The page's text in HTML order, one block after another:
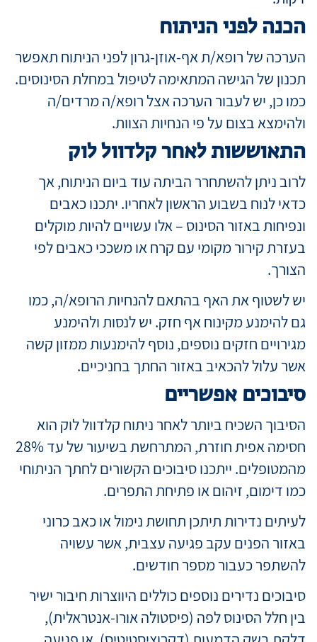
הכנה לפני הניתוח
הערכה של רופא/ת אף-אוזן-גרון לפני הניתוח תאפשר
תכנון של הגישה המתאימה לטיפול במחלת הסינוסים.
כמו כן, יש לעבור הערכה אצל רופא/ה מרדים/ה
ולהימצא בצום על פי הנחיות הצוות.
התאוששות לאחר קלדוול לוק
לרוב ניתן להשתחרר הביתה עוד ביום הניתוח, אך
כדאי לנוח בשבוע הראשון לאחריו. יתכנו כאבים
ונפיחות באזור הסינוס – אלו עשויים להיות מוקלים
בעזרת קירור מקומי עם קרח או משככי כאבים לפי
הצורך.
יש לשטוף את האף בהתאם להנחיות הרופא/ה, כמו
גם להימנע מקינוח אף חזק. יש לנסות ולהימנע
מגירויים חזקים נוספים, נוסף להימנעות ממזון קשה
אשר עלול להכאיב באזור החתך בחניכיים.
סיבוכים אפשריים
הסיבוך השכיח ביותר לאחר ניתוח קלדוול לוק הוא
חסימה אפית חוזרת, המתרחשת בשיעור של עד 28%
מהמטופלים. ייתכנו סיבוכים הקשורים לחתך הניתוחי
כמו דימום, זיהום או פתיחת התפרים.
לעיתים נדירות תיתכן תחושת נימול או כאב כרוני
באזור הפנים עקב פגיעה עצבית, אשר עשויה
להשתפר כעבור מספר חודשים.
סיבוכים נדירים נוספים כוללים היווצרות חיבור ישיר
בין חלל הסינוס לפה (פיסטולה אורו-אנטראלית),